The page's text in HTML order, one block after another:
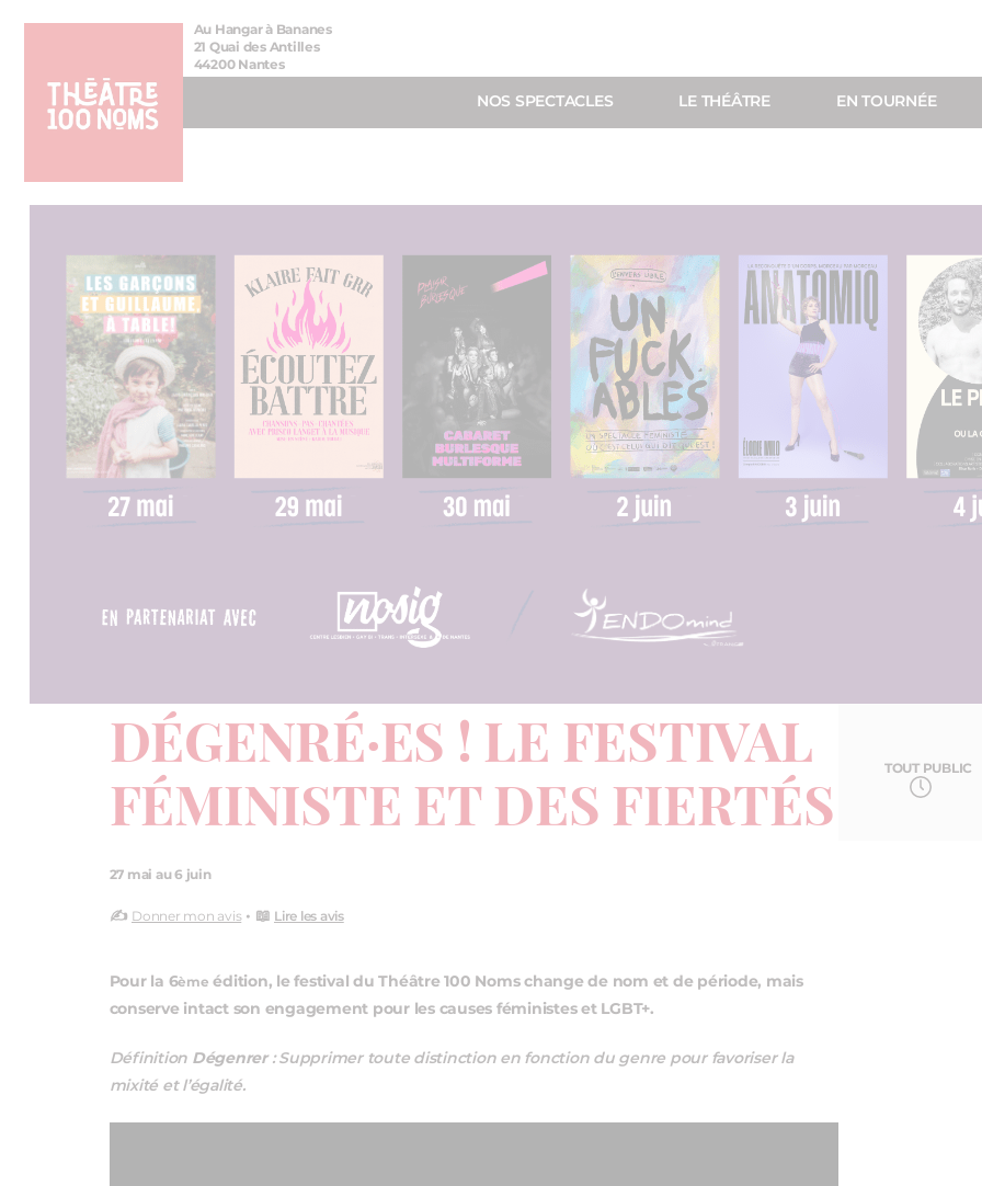
Aller
Aller au
Au Hangar à Bananes
21 Quai des Antilles
44200 Nantes
NOS SPECTACLES LE THÉÂTRE EN TOURNÉE
DÉGENRÉ·ES ! LE FESTIVAL
FÉMINISTE ET DES FIERTÉS
27 mai au 6 juin
✍️ Donner mon avis• 📖 Lire les avis
Pour la 6ème édition, le festival du Théâtre 100 Noms change de nom et de période, mais
conserve intact son engagement pour les causes féministes et LGBT+.
Définition Dégenrer: Supprimer toute distinction en fonction du genre pour favoriser la
mixité et l’égalité.
TOUT PUBLIC